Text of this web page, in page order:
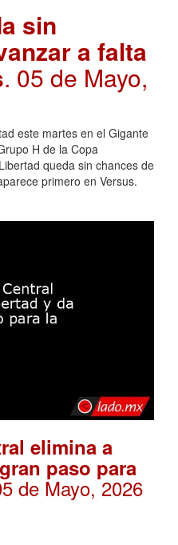
sin
a falta
. 05 de Mayo,
este martes en el Gigante
H de la Copa
queda sin chances de
primero en Versus.
elimina a
paso para
de Mayo, 2026